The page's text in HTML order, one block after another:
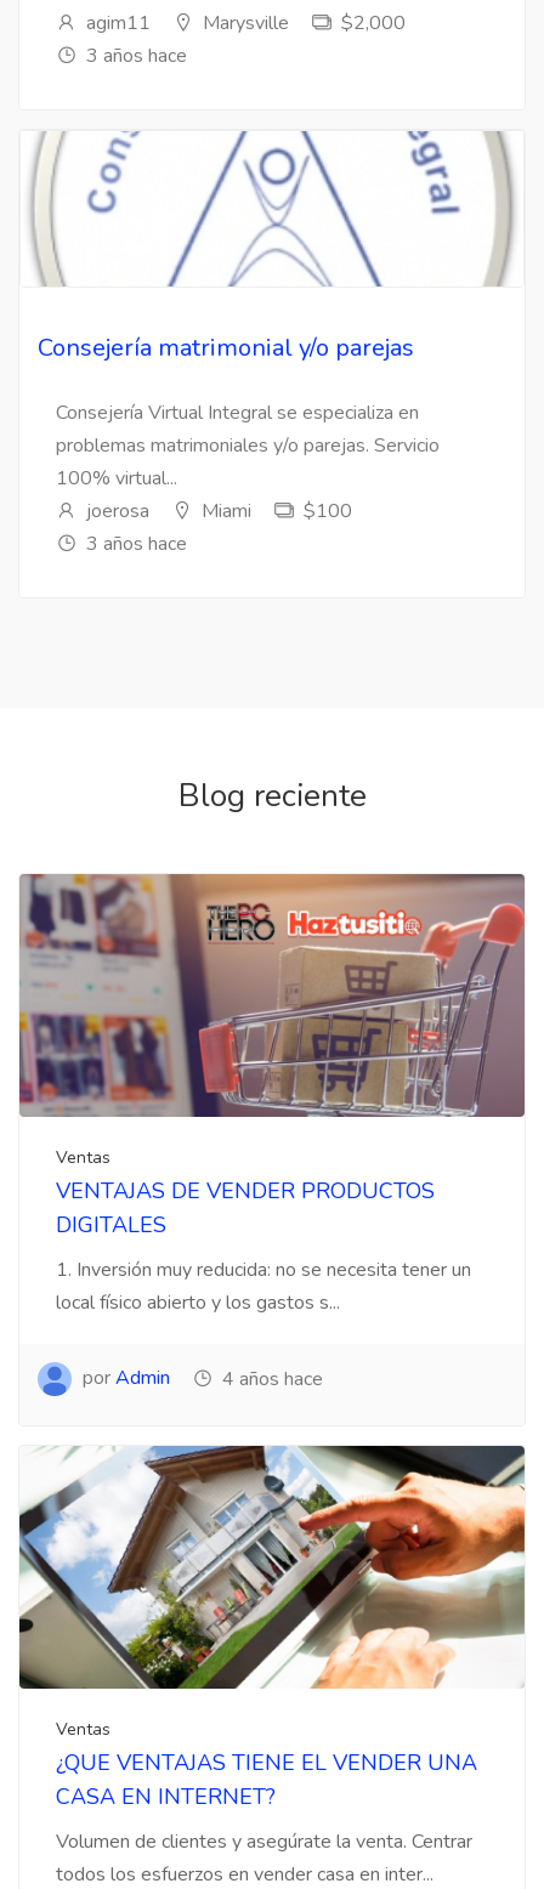
agim11
Marysville
$2,000
3 años hace
Consejería matrimonial y/o parejas
Consejería Virtual Integral se especializa en
problemas matrimoniales y/o parejas. Servicio
100% virtual...
joerosa
Miami
$100
3 años hace
Blog reciente
Ventas
VENTAJAS DE VENDER PRODUCTOS
DIGITALES
1. Inversión muy reducida: no se necesita tener un
local físico abierto y los gastos s...
porAdmin 4 años hace
Ventas
¿QUE VENTAJAS TIENE EL VENDER UNA
CASA EN INTERNET?
Volumen de clientes y asegúrate la venta. Centrar
todos los esfuerzos en vender casa en inter...